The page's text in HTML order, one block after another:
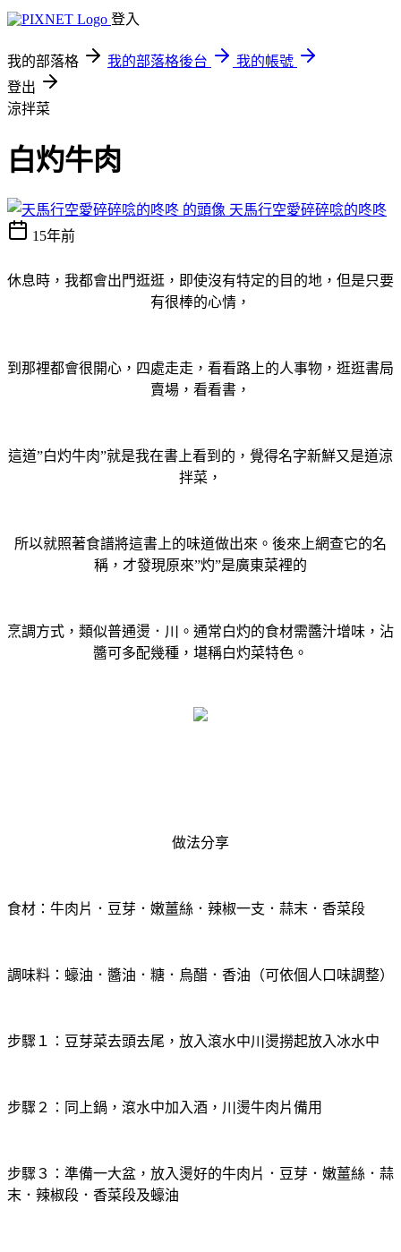
登入
我的部落格 我的部落格後台
我的帳號
登出
涼拌菜
白灼牛肉
天馬行空愛碎碎唸的咚咚
15年前
休息時，我都會出門逛逛，即使沒有特定的目的地，但是只要
有很棒的心情，
到那裡都會很開心，四處走走，看看路上的人事物，逛逛書局
賣場，看看書，
這道”白灼牛肉”就是我在書上看到的，覺得名字新鮮又是道涼
拌菜，
所以就照著食譜將這書上的味道做出來。後來上網查它的名
稱，才發現原來”灼”是廣東菜裡的
烹調方式，類似普通燙．川。通常白灼的食材需醬汁增味，沾
醬可多配幾種，堪稱白灼菜特色。
做法分享
食材：牛肉片．豆芽．嫩薑絲．辣椒一支．蒜末．香菜段
調味料：蠔油．醬油．糖．烏醋．香油（可依個人口味調整）
步驟１：豆芽菜去頭去尾，放入滾水中川燙撈起放入冰水中
步驟２：同上鍋，滾水中加入酒，川燙牛肉片備用
步驟３：準備一大盆，放入燙好的牛肉片．豆芽．嫩薑絲．蒜
末．辣椒段．香菜段及蠔油